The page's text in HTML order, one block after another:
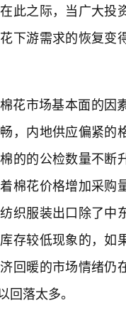
此之际，当广大
下游需求的恢复
花市场基本面的
，内地供应偏紧
的的公检数量不
棉花价格增加采
织服装出口除了
存较低现象的，
回暖的市场情绪
落太多。